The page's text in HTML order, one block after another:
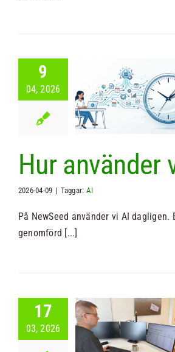
9
04, 2026
vi
Hur använder
2026-04-09 | Taggar: AI
På NewSeed använder vi AI dagligen.
genomförd [...]
17
03, 2026
och